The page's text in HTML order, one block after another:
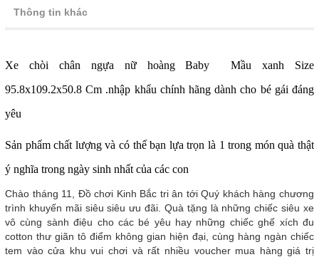
Thông tin khác
Xe chòi chân ngựa nữ hoàng Baby Mầu xanh Size
95.8x109.2x50.8 Cm .nhập khẩu chính hãng dành cho bé gái đáng
yêu
Sản phẩm chất lượng và có thể bạn lựa trọn là 1 trong món quà thật
ý nghĩa trong ngày sinh nhất của các con
Chào tháng 11, Đồ chơi Kinh Bắc tri ân tới Quý khách hàng chương
trình khuyến mãi siêu siêu ưu đãi. Quà tặng là những chiếc siêu xe
vô cùng sành điệu cho các bé yêu hay những chiếc ghế xích đu
cotton thư giãn tô điểm không gian hiện đại, cùng hàng ngàn chiếc
tem vào cửa khu vui chơi và rất nhiều voucher mua hàng giá trị